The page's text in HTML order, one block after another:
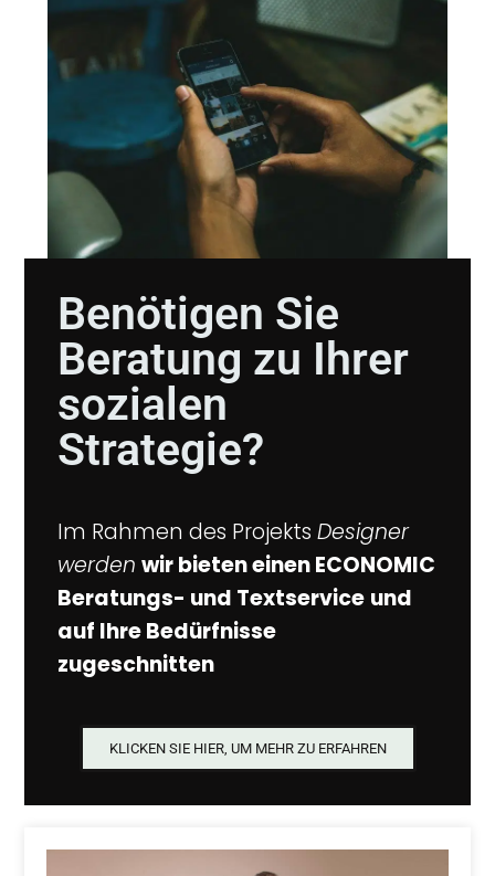
Benötigen Sie
Beratung zu Ihrer
sozialen
Strategie?
Im Rahmen des ProjektsDesigner
werden wir bieten einen ECONOMIC
Beratungs- und Textservice und
auf Ihre Bedürfnisse
zugeschnitten
KLICKEN SIE HIER, UM MEHR ZU ERFAHREN